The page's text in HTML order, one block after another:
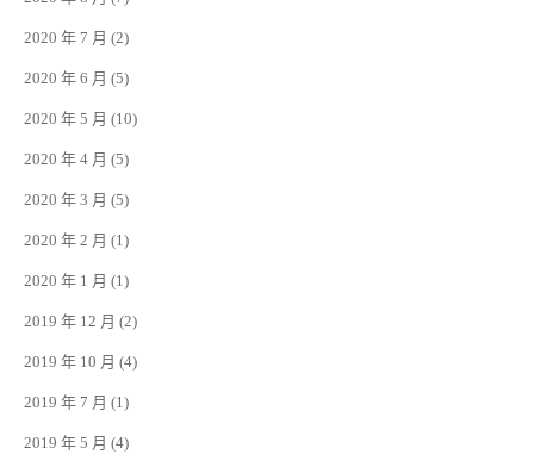
2020 年 7 月 (2)
2020 年 6 月 (5)
2020 年 5 月 (10)
2020 年 4 月 (5)
2020 年 3 月 (5)
2020 年 2 月 (1)
2020 年 1 月 (1)
2019 年 12 月 (2)
2019 年 10 月 (4)
2019 年 7 月 (1)
2019 年 5 月 (4)